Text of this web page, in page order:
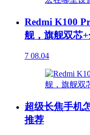
Redmi K100
舰，旗舰双芯
7 08.04
超级长焦手机
推荐